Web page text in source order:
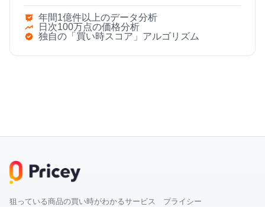
年間1億件以上のデータ分析
日次100万点の価格分析
独自の「買い時スコア」アルゴリズム
狙っている商品の買い時がわかるサービス プライシー